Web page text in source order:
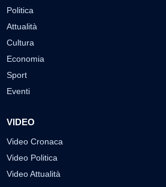
Politica
Attualità
Cultura
Economia
Sport
Eventi
VIDEO
Video Cronaca
Video Politica
Video Attualità